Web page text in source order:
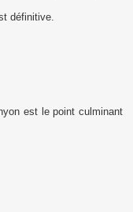
définitive.
est le point culminant